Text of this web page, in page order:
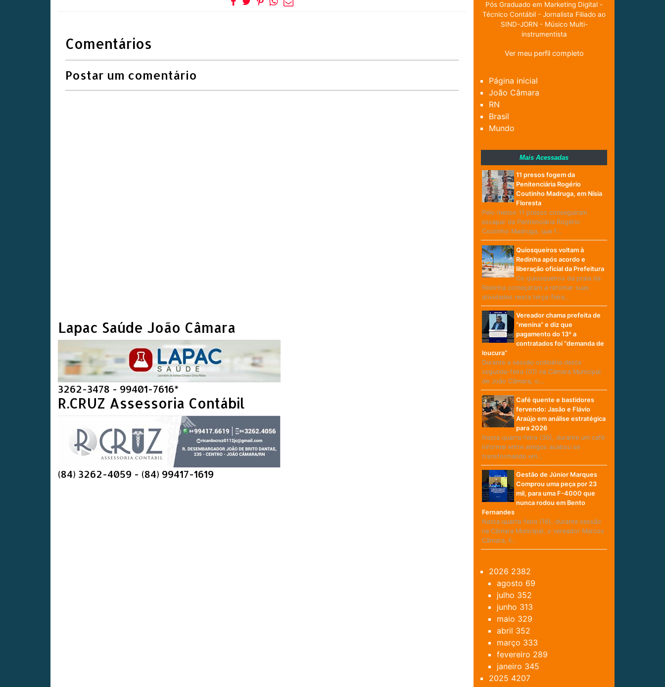
Comentários
Postar um comentário
Lapac Saúde João Câmara
3262-3478 - 99401-7616*
R.CRUZ Assessoria Contábil
(84) 3262-4059 - (84) 99417-1619
Pós Graduado em Marketing Digital -
Técnico Contábil - Jornalista Filiado ao
SIND-JORN - Músico Multi-
instrumentista
Ver meu perfil completo
Página inicial
João Câmara
RN
Brasil
Mundo
Mais Acessadas
11 presos fogem da
Penitenciária Rogério
Coutinho Madruga, em Nísia
Floresta
Pelo menos 11 presos conseguiram
escapar da Penitenciária Rogério
Coutinho Madruga, que f…
Quiosqueiros voltam à
Redinha após acordo e
liberação oficial da Prefeitura
Os quiosqueiros da praia da
Redinha começaram a retomar suas
atividades nesta terça-feira…
Vereador chama prefeita de
“menina” e diz que
pagamento do 13º a
contratados foi “demanda de
loucura”
Durante a sessão ordinária desta
segunda-feira (01) na Câmara Municipal
de João Câmara, o…
Café quente e bastidores
fervendo: Jasão e Flávio
Araújo em análise estratégica
para 2026
Nesta quarta-feira (30), durante um café
informal entre amigos acabou se
transformando em…
Gestão de Júnior Marques
Comprou uma peça por 23
mil, para uma F-4000 que
nunca rodou em Bento
Fernandes
Nesta quarta-feira (18), durante sessão
na Câmara Municipal, o vereador Marcos
Câmara, lí…
2026 2382
agosto 69
julho 352
junho 313
maio 329
abril 352
março 333
fevereiro 289
janeiro 345
2025 4207